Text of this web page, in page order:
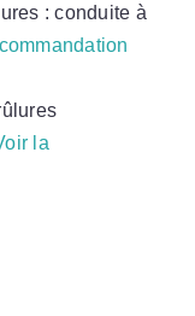
: conduite à
la